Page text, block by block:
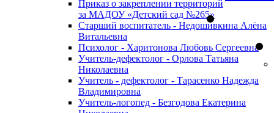
Приказ о закреплении территорий
за МАДОУ «Детский сад №265»
Старший воспитатель - Недошивкина Алёна
Витальевна
Психолог - Харитонова Любовь Сергеевна
Учитель-дефектолог - Орлова Татьяна
Николаевна
Учитель - дефектолог - Тарасенко Надежда
Владимировна
Учитель-логопед - Безгодова Екатерина